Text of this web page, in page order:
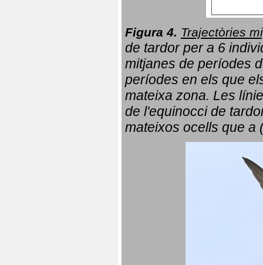
Figura 4. Trajectòries
de tardor per a 6
mitjanes de períodes
períodes en els que
mateixa zona. Les
de l'equinocci de
mateixos ocells que a